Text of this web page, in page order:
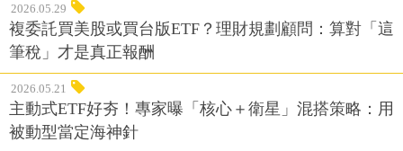
2026.05.29
複委託買美股或買台版ETF？理財規劃顧問：算對「這
筆稅」才是真正報酬
2026.05.21
主動式ETF好夯！專家曝「核心＋衛星」混搭策略：用
被動型當定海神針